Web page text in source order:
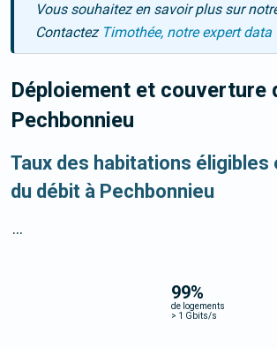
Vous souhaitez en savoir plus sur
Contactez Timothée, notre expert data
Déploiement et couverture
Pechbonnieu
Taux des habitations éligibles
du débit à Pechbonnieu
99%
de logements
> 1 Gbits/s
...